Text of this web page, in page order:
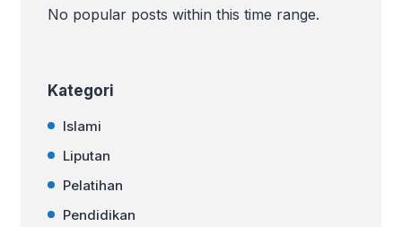
dipahami bersama dengan baik. Tidak
perlu mencela kalau memang kita
No popular posts within this time range.
Kategori
Islami
Liputan
Pelatihan
Pendidikan